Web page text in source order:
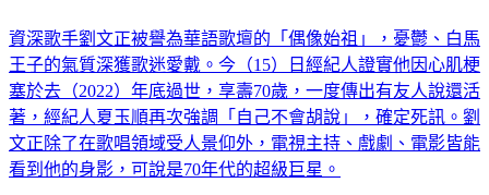
資深歌手劉文正被譽為華語歌壇的「偶像始祖」，憂鬱、白馬
王子的氣質深獲歌迷愛戴。今（15）日經紀人證實他因心肌梗
塞於去（2022）年底過世，享壽70歲，一度傳出有友人說還活
著，經紀人夏玉順再次強調「自己不會胡說」，確定死訊。劉
文正除了在歌唱領域受人景仰外，電視主持、戲劇、電影皆能